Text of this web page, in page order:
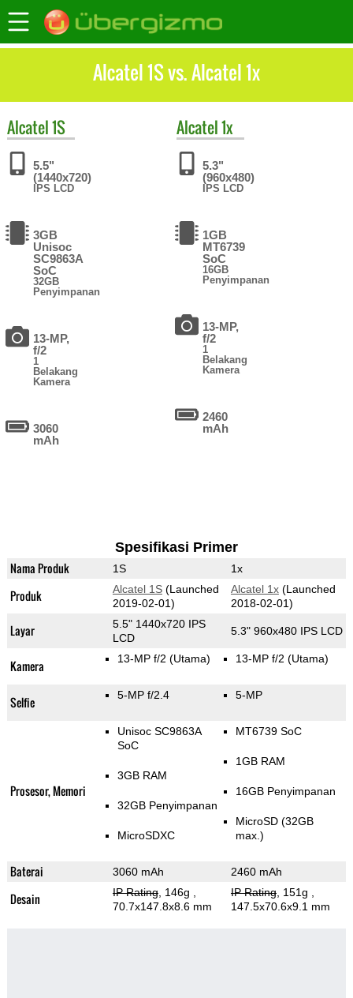
Alcatel 1S vs. Alcatel 1x
Alcatel1S
5.5"
(1440x720)
IPS LCD
3GB
Unisoc
SC9863A
SoC
32GB
Penyimpanan
13-MP,
f/2
1
Belakang
Kamera
3060
mAh
Alcatel1x
5.3"
(960x480)
IPS LCD
1GB
MT6739
SoC
16GB
Penyimpanan
13-MP,
f/2
1
Belakang
Kamera
2460
mAh
Spesifikasi Primer
Nama Produk 1S 1x
Produk Alcatel 1S(Launched
2019-02-01)
Alcatel 1x(Launched
2018-02-01)
Layar
5.5" 1440x720 IPS
LCD
5.3" 960x480 IPS LCD
Kamera 13-MP f/2 (Utama) 13-MP f/2 (Utama)
Selfie 5-MP f/2.4 5-MP
Prosesor, Memori
Unisoc SC9863A
SoC
3GB RAM
32GB Penyimpanan
MicroSDXC
MT6739 SoC
1GB RAM
16GB Penyimpanan
MicroSD (32GB
max.)
Baterai 3060 mAh 2460 mAh
Desain IP Rating, 146g
70.7x147.8x8.6 mm
IP Rating, 151g
147.5x70.6x9.1 mm